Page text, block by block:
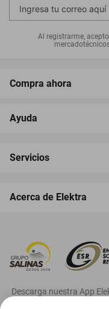
Al registrarme,
Compra ahora
Ayuda
Servicios
Acerca de Elektra
Descarga nuestra App